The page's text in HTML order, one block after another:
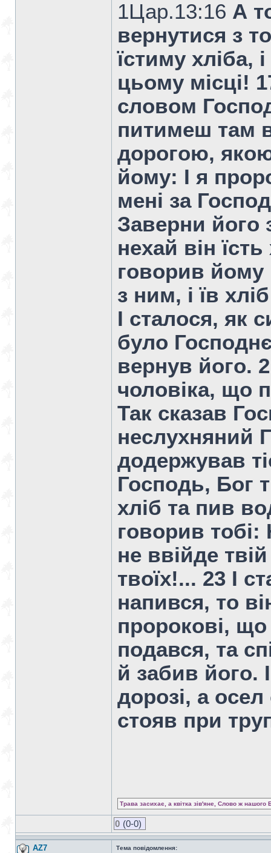
1Цар.13:16 А
вернутися з
їстиму хліба,
цьому місці!
словом
питимеш там
дорогою,
йому: І я
мені за
Заверни його
нехай він
говорив йому
з ним, і їв
І сталося, як
було
вернув його.
чоловіка, що
Так сказав
неслухняний
додержував
Господь, Бог
хліб та пив
говорив тобі:
не ввійде
твоїх!... 23 І
напився, то
пророкові, що
подався, та
й забив його.
дорозі, а
стояв при
Трава засихає, а квітка зів'яне, Слово ж нашого
0 (0-0)
AZ7 Тема повідомлення: